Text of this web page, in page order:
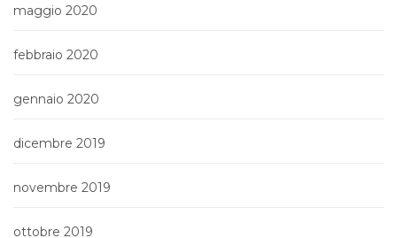
maggio 2020
febbraio 2020
gennaio 2020
dicembre 2019
novembre 2019
ottobre 2019